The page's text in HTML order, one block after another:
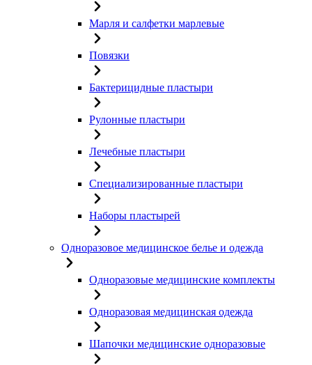
Марля и салфетки марлевые
Повязки
Бактерицидные пластыри
Рулонные пластыри
Лечебные пластыри
Специализированные пластыри
Наборы пластырей
Одноразовое медицинское белье и одежда
Одноразовые медицинские комплекты
Одноразовая медицинская одежда
Шапочки медицинские одноразовые